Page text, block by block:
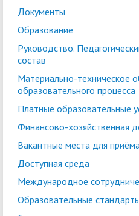
Документы
Образование
Руководство.
состав
Материально-техническое
образовательного процесса
Платные образовательные
Финансово-хозяйственная
Вакантные места для
Доступная среда
Международное
Образовательные